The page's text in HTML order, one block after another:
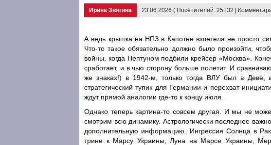
Ирина Звягина 23.06.2026 ( Посетителей: 25132 |
А ведь крышка на НПЗ в Капотне взлетела не просто
Что-то такое обязательно должно было произойти,
войны, когда Нептуном подбили крейсер «Москва».
сработает, и в чью сторону больше полетит. И
же знаках!) в 1942-м, только тогда ВЛУ был в
стратегический тупик для Германии и перехват
ждут прямой аналогии где-то к концу июля.
Однако теперь картина-то совсем другая. И мы не
смотрим всю динамику. Астрологически последнее
дополнительную информацию. Ингрессия Солнца в
трине к Марсу Украины, Луна на Марсе Украины,